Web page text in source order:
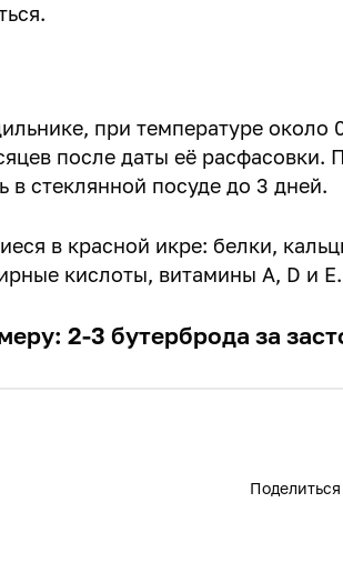
при температуре около
после даты её расфасовки.
стеклянной посуде до 3 дней.
в красной икре: белки,
кислоты, витамины A, D и Е.
2-3 бутерброда за
Поделиться